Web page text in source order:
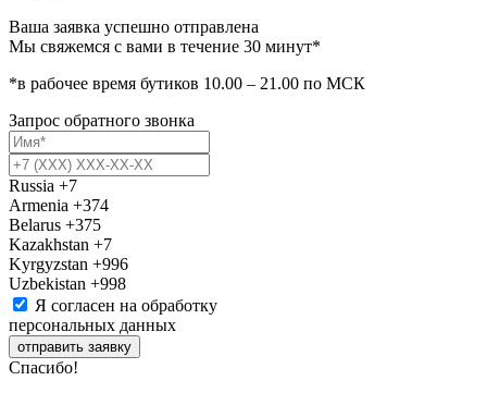
Ваша заявка успешно отправлена
Мы свяжемся с вами в течение 30 минут*
*в рабочее время бутиков 10.00 – 21.00 по МСК
Запрос обратного звонка
Russia +7
Armenia +374
Belarus +375
Kazakhstan +7
Kyrgyzstan +996
Uzbekistan +998
Я согласен на обработку
персональных данных
отправить заявку
Спасибо!